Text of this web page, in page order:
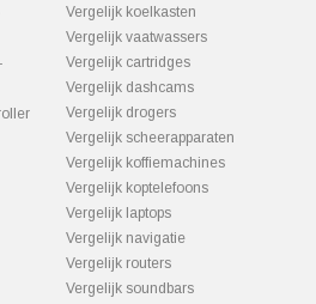
Vergelijk koelkasten
Vergelijk vaatwassers
Vergelijk cartridges
Vergelijk dashcams
Vergelijk drogers
Vergelijk scheerapparaten
Vergelijk koffiemachines
Vergelijk koptelefoons
Vergelijk laptops
Vergelijk navigatie
Vergelijk routers
Vergelijk soundbars